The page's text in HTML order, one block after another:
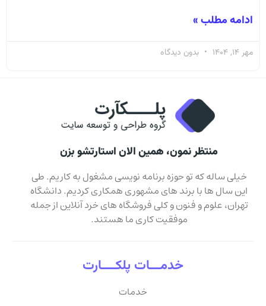
ادامه مطلب »
مهر 14, 1404 بدون دیدگاه
منتظر نمون، همین الان استارتشو بزن
خیلی ساله که تو حوزه برنامه نویسی مشغول به کاریم. طی
این سال ها با برند های مشهوری همکاری کردیم. دانشگاه
تهران، علوم و فنون و کلی فروشگاه های خرد آنلاین از جمله
موفقیت کاری ما هستند.
خدمـــات پلکــــارت
خدمات